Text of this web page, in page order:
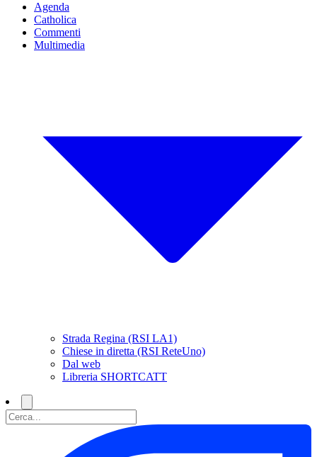
Agenda
Catholica
Commenti
Multimedia
Strada Regina (RSI LA1)
Chiese in diretta (RSI ReteUno)
Dal web
Libreria SHORTCATT